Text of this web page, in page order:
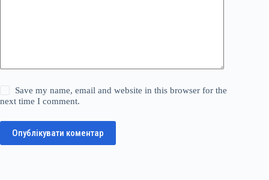
Save my name, email and website in this browser for the
next time I comment.
Опублікувати коментар